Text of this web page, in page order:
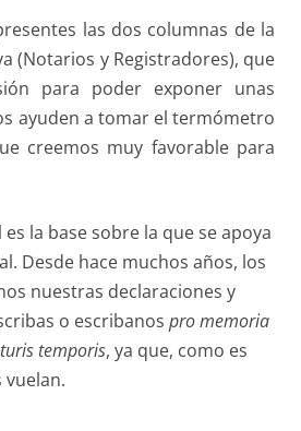
las dos columnas de la
(Notarios y Registradores), que
para poder exponer unas
ayuden a tomar el termómetro
creemos muy favorable para
es la base sobre la que se apoya
Desde hace muchos años, los
nuestras declaraciones y
o escribanos pro memoria
temporis, ya que, como es
vuelan.